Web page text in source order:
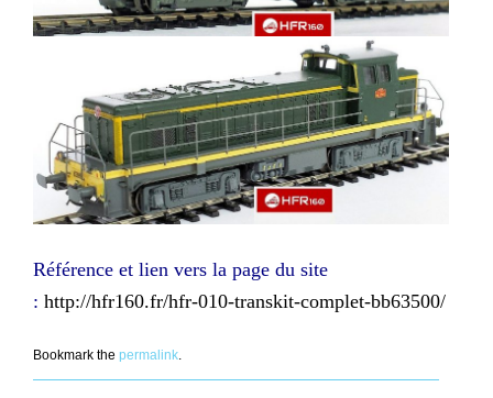
Référence et lien vers la page du site
: http://hfr160.fr/hfr-010-transkit-complet-bb63500/
Bookmark the permalink.